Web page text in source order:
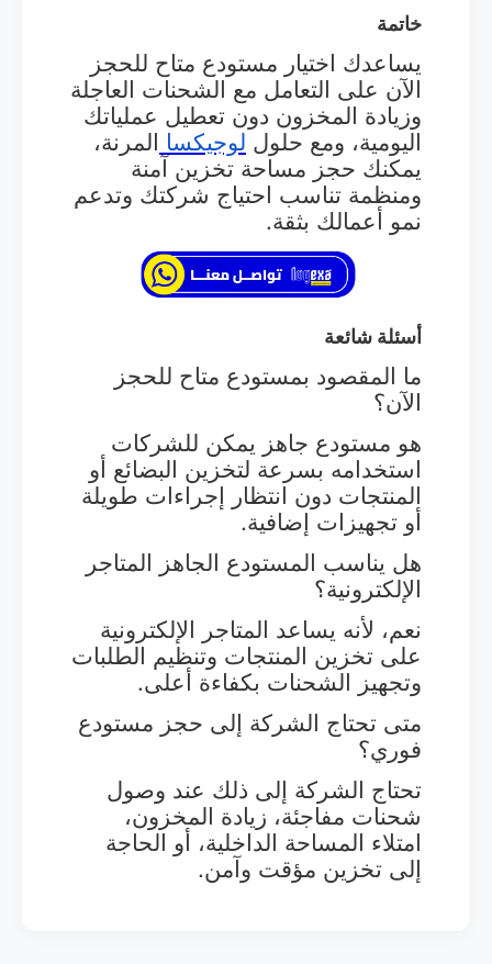
خاتمة
يساعدك اختيار مستودع متاح للحجز
الآن على التعامل مع الشحنات العاجلة
وزيادة المخزون دون تعطيل عملياتك
اليومية، ومع حلول لوجيكسا المرنة،
يمكنك حجز مساحة تخزين آمنة
ومنظمة تناسب احتياج شركتك وتدعم
نمو أعمالك بثقة.
أسئلة شائعة
ما المقصود بمستودع متاح للحجز
الآن؟
هو مستودع جاهز يمكن للشركات
استخدامه بسرعة لتخزين البضائع أو
المنتجات دون انتظار إجراءات طويلة
أو تجهيزات إضافية.
هل يناسب المستودع الجاهز المتاجر
الإلكترونية؟
نعم، لأنه يساعد المتاجر الإلكترونية
على تخزين المنتجات وتنظيم الطلبات
وتجهيز الشحنات بكفاءة أعلى.
متى تحتاج الشركة إلى حجز مستودع
فوري؟
تحتاج الشركة إلى ذلك عند وصول
شحنات مفاجئة، زيادة المخزون،
امتلاء المساحة الداخلية، أو الحاجة
إلى تخزين مؤقت وآمن.